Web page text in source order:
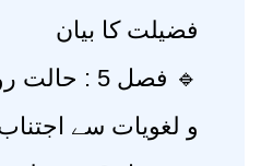
فضیلت کا بیان
🔹 فصل 5 :
و لغویات سے اجتناب